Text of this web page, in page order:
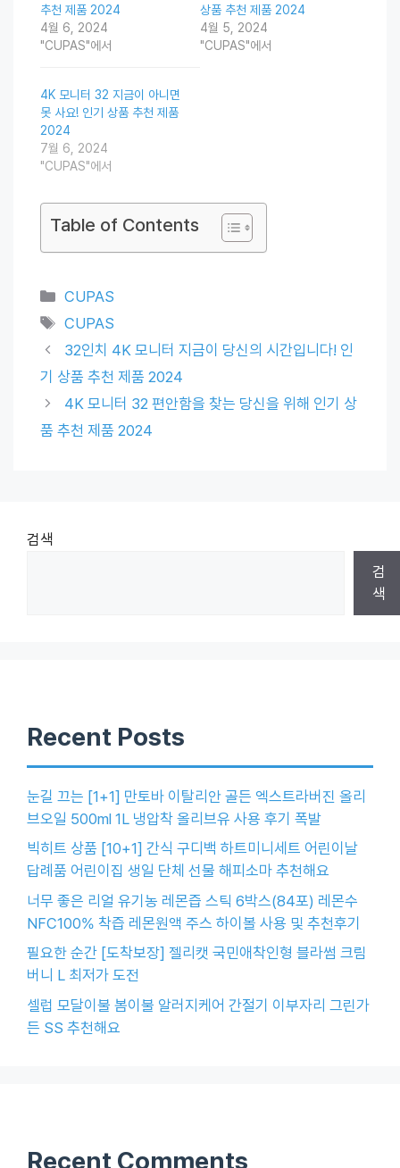
추천 제품 2024
4월 6, 2024
"CUPAS"에서
상품 추천 제품 2024
4월 5, 2024
"CUPAS"에서
4K 모니터 32 지금이 아니면
못 사요! 인기 상품 추천 제품
2024
7월 6, 2024
"CUPAS"에서
Table of Contents
Categories
CUPAS
Tags
CUPAS
32인치 4K 모니터 지금이 당신의 시간입니다! 인
기 상품 추천 제품 2024
4K 모니터 32 편안함을 찾는 당신을 위해 인기 상
품 추천 제품 2024
검색
검
색
Recent Posts
눈길 끄는 [1+1] 만토바 이탈리안 골든 엑스트라버진 올리
브오일 500ml 1L 냉압착 올리브유 사용 후기 폭발
빅히트 상품 [10+1] 간식 구디백 하트미니세트 어린이날
답례품 어린이집 생일 단체 선물 해피소마 추천해요
너무 좋은 리얼 유기농 레몬즙 스틱 6박스(84포) 레몬수
NFC100% 착즙 레몬원액 주스 하이볼 사용 및 추천후기
필요한 순간 [도착보장] 젤리캣 국민애착인형 블라썸 크림
버니 L 최저가 도전
셀럽 모달이불 봄이불 알러지케어 간절기 이부자리 그린가
든 SS 추천해요
Recent Comments